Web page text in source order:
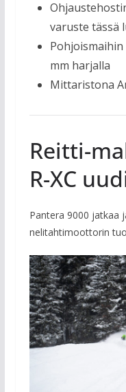
varuste tässä
Pohjoismaihin
mm harjalla
Mittaristona
Reitti-
R-XC
Pantera 9000 jatkaa
nelitahtimoottorin